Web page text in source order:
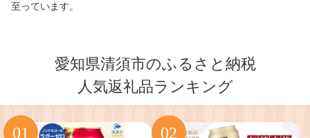
至っています。
愛知県清須市のふるさと納税
人気返礼品ランキング